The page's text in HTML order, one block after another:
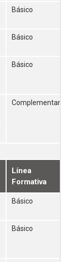
Básico
Básico
Básico
Complementaria
Línea
Formativa
Básico
Básico